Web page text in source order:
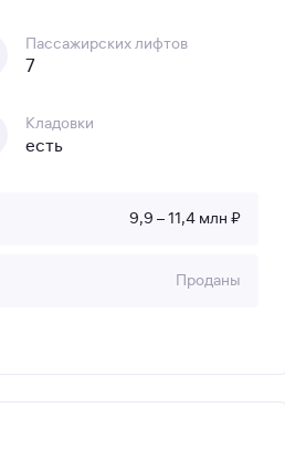
Пассажирских лифтов
7
Кладовки
есть
9,9 – 11,4 млн ₽
Проданы